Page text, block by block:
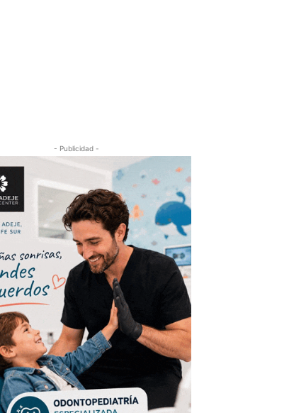
- Publicidad -